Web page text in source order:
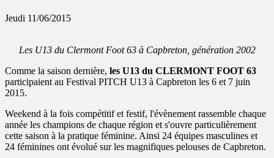
Jeudi 11/06/2015
Les U13 du Clermont Foot 63 à Capbreton, génération 2002
Comme la saison dernière, les U13 du CLERMONT FOOT 63
participaient au Festival PITCH U13 à Capbreton les 6 et 7 juin
2015.
Weekend à la fois compétitif et festif, l'évènement rassemble chaque
année les champions de chaque région et s'ouvre particulièrement
cette saison à la pratique féminine. Ainsi 24 équipes masculines et
24 féminines ont évolué sur les magnifiques pelouses de Capbreton.